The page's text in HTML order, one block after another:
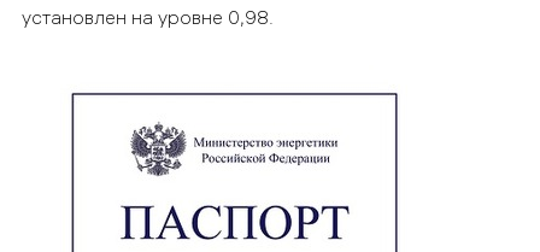
установлен на уровне 0,98.